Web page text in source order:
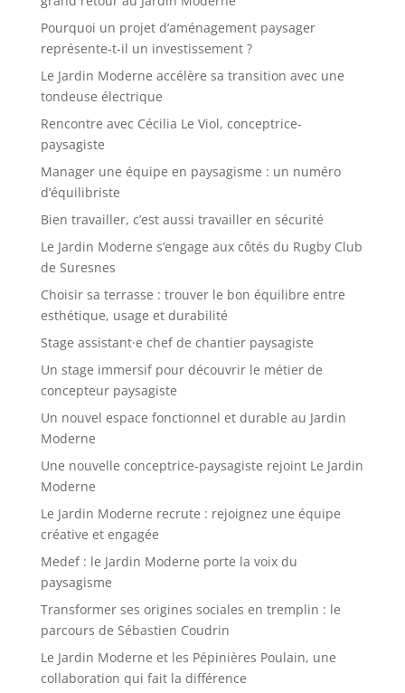
Pourquoi un projet d’aménagement paysager
représente-t-il un investissement ?
Le Jardin Moderne accélère sa transition avec une
tondeuse électrique
Rencontre avec Cécilia Le Viol, conceptrice-
paysagiste
Manager une équipe en paysagisme : un numéro
d’équilibriste
Bien travailler, c’est aussi travailler en sécurité
Le Jardin Moderne s’engage aux côtés du Rugby Club
de Suresnes
Choisir sa terrasse : trouver le bon équilibre entre
esthétique, usage et durabilité
Stage assistant·e chef de chantier paysagiste
Un stage immersif pour découvrir le métier de
concepteur paysagiste
Un nouvel espace fonctionnel et durable au Jardin
Moderne
Une nouvelle conceptrice-paysagiste rejoint Le Jardin
Moderne
Le Jardin Moderne recrute : rejoignez une équipe
créative et engagée
Medef : le Jardin Moderne porte la voix du
paysagisme
Transformer ses origines sociales en tremplin : le
parcours de Sébastien Coudrin
Le Jardin Moderne et les Pépinières Poulain, une
collaboration qui fait la différence